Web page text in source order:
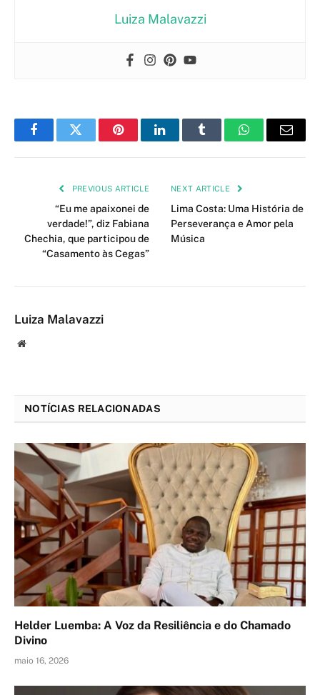
Luiza Malavazzi
FacebookTwitter PinterestLinkedInTumblr WhatsAppEmail
PREVIOUS ARTICLE
“Eu me apaixonei de
verdade!”, diz Fabiana
Chechia, que participou de
“Casamento às Cegas”
NEXT ARTICLE
Lima Costa: Uma História de
Perseverança e Amor pela
Música
Luiza Malavazzi
Website
NOTÍCIAS RELACIONADAS
Helder Luemba: A Voz da Resiliência e do Chamado
Divino
maio 16, 2026